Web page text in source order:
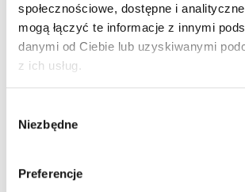
społecznościowe, dostępne i
mogą łączyć te informacje z innymi
danymi od Ciebie lub uzyskiwanymi
z ich usług.
zgody
Niezbędne
Preferencje
Ask for the details of
Name: *
Company: